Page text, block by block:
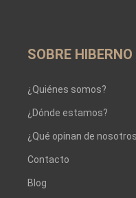
SOBRE HIBERNO
¿Quiénes somos?
¿Dónde estamos?
¿Qué opinan de
Contacto
Blog